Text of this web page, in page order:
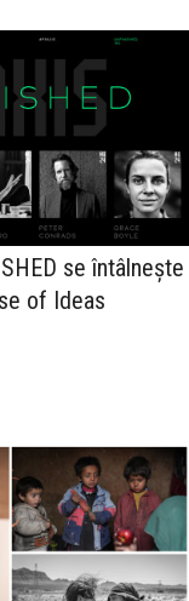
se întâlnește
of Ideas